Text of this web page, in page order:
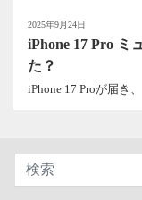
2025年9月24日
iPhone 17 Pro ミ
た？
iPhone 17 Proが届き